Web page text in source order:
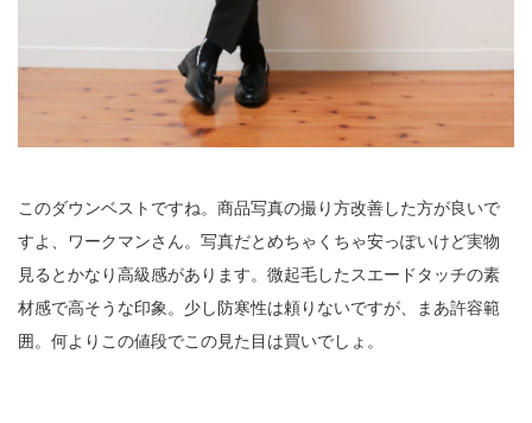
このダウンベストですね。商品写真の撮り方改善した方が良いで
すよ、ワークマンさん。写真だとめちゃくちゃ安っぽいけど実物
見るとかなり高級感があります。微起毛したスエードタッチの素
材感で高そうな印象。少し防寒性は頼りないですが、まあ許容範
囲。何よりこの値段でこの見た目は買いでしょ。